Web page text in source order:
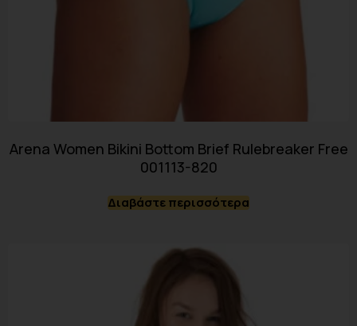
Arena Women Bikini Bottom Brief Rulebreaker Free
001113-820
Διαβάστε περισσότερα